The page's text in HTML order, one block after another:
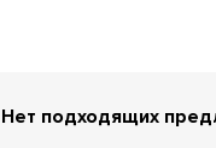
Нет подходящих